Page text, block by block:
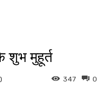
शुभ मुहूर्त
0
347